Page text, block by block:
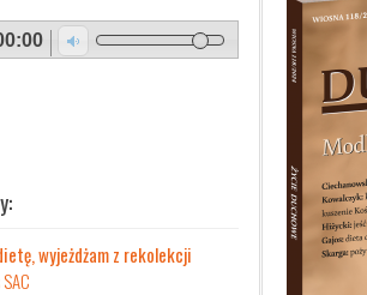
wyjeżdżam z rekolekcji